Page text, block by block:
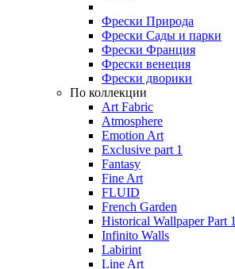
Фрески Природа
Фрески Сады и парки
Фрески Франция
Фрески венеция
Фрески дворики
По коллекции
Art Fabric
Atmosphere
Emotion Art
Exclusive part 1
Fantasy
Fine Art
FLUID
French Garden
Historical Wallpaper Part 1
Infinito Walls
Labirint
Line Art